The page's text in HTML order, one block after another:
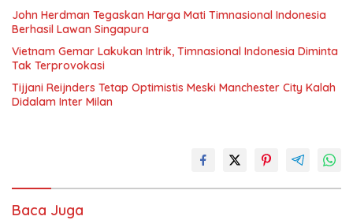
John Herdman Tegaskan Harga Mati Timnasional Indonesia
Berhasil Lawan Singapura
Vietnam Gemar Lakukan Intrik, Timnasional Indonesia Diminta
Tak Terprovokasi
Tijjani Reijnders Tetap Optimistis Meski Manchester City Kalah
Didalam Inter Milan
Baca Juga